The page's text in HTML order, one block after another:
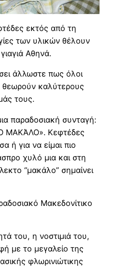
εκτός από τη
των υλικών θέλουν
Αθηνά.
άλλωστε πως όλοι
θεωρούν καλύτερους
τους.
παραδοσιακή συνταγή:
Κεφτέδες
ή για να είμαι πιο
χυλό μια και στη
“μακάλο” σημαίνει
Μακεδονίτικο
του, η νοστιμιά του,
με το μεγαλείο της
φλωρινιώτικης